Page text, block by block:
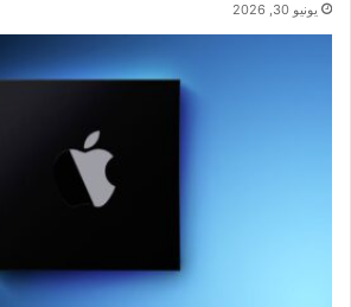
يونيو 30, 2026